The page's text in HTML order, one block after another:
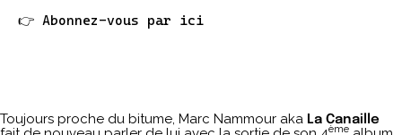
👉 Abonnez-vous par ici
Toujours proche du bitume, Marc Nammour aka La Canaille
ème